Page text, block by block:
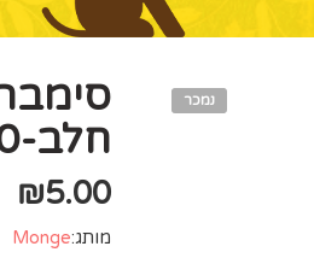
נמכר
חלב-100 גר’
₪5.00
מותג:Monge